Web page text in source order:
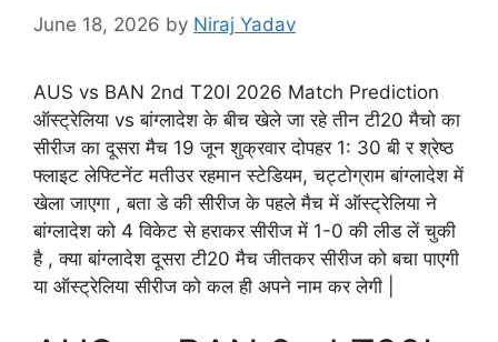
June 18, 2026 by Niraj Yadav
AUS vs BAN 2nd T20I 2026 Match Prediction
ऑस्ट्रेलिया vs बांग्लादेश के बीच खेले जा रहे तीन टी20 मैचो का
सीरीज का दूसरा मैच 19 जून शुक्रवार दोपहर 1: 30 बी र श्रेष्ठ
फ्लाइट लेफ्टिनेंट मतीउर रहमान स्टेडियम, चट्टोग्राम बांग्लादेश में
खेला जाएगा , बता डे की सीरीज के पहले मैच में ऑस्ट्रेलिया ने
बांग्लादेश को 4 विकेट से हराकर सीरीज में 1-0 की लीड लें चुकी
है , क्या बांग्लादेश दूसरा टी20 मैच जीतकर सीरीज को बचा पाएगी
या ऑस्ट्रेलिया सीरीज को कल ही अपने नाम कर लेगी |